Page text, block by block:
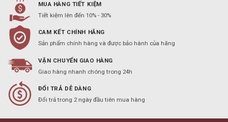
MUA HÀNG TIẾT KIỆM
Tiết kiệm lên đến 10% - 30%
CAM KẾT CHÍNH HÃNG
Sản phẩm chính hàng và được bảo hành của hãng
VẬN CHUYỂN GIAO HÀNG
Giao hàng nhanh chóng trong 24h
ĐỔI TRẢ DỄ DÀNG
Đổi trả trong 2 ngày đầu tiên mua hàng